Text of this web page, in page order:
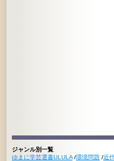
ジャンル別一覧
ゆまに学芸選書ULULA /環境問題 /近